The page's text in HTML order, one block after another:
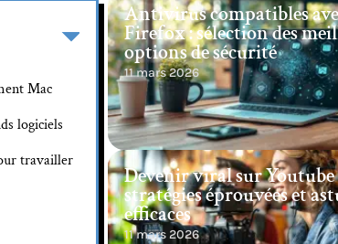
Mac
logiciels
travailler
Antivirus compatibles
Firefox : sélection des
options de sécurité
11 mars 2026
Devenir viral sur Youtube
stratégies éprouvées et
efficaces
11 mars 2026